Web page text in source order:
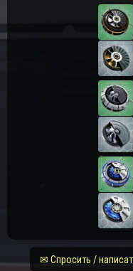
✉ Спросить /